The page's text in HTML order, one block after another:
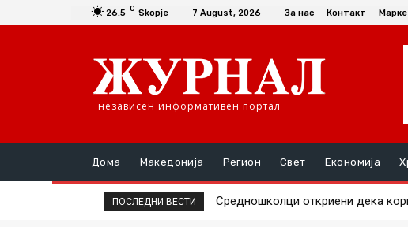
26.5 C Skopje 7 August, 2026 За нас Контакт
независен информативен портал
Дома Македонија Регион Свет Економија
ПОСЛЕДНИ ВЕСТИ Средношколци откриени дека
Единаесет општини сè уште им